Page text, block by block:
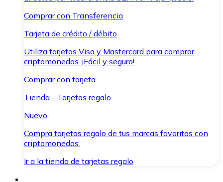
Comprar con Transferencia
Tarjeta de crédito / débito
Utiliza tarjetas Visa y Mastercard para comprar
criptomonedas. ¡Fácil y seguro!
Comprar con tarjeta
Tienda - Tarjetas regalo
Nuevo
Compra tarjetas regalo de tus marcas favoritas con
criptomonedas.
Ir a la tienda de tarjetas regalo